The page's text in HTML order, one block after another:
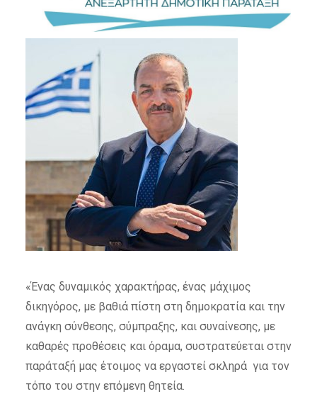
«Ένας δυναμικός χαρακτήρας, ένας μάχιμος
δικηγόρος, με βαθιά πίστη στη δημοκρατία και την
ανάγκη σύνθεσης, σύμπραξης, και συναίνεσης, με
καθαρές προθέσεις και όραμα, συστρατεύεται στην
παράταξή μας έτοιμος να εργαστεί σκληρά για τον
τόπο του στην επόμενη θητεία.